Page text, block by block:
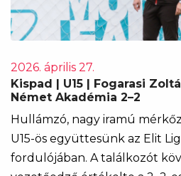
2026. április 27.
Kispad | U15 | Fogarasi
Német Akadémia 2–2
Hullámzó, nagy iramú
U15-ös együttesünk az Elit
fordulójában. A találkozót